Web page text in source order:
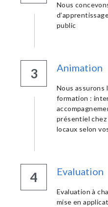
Nous
public
3 Animation
Nous assurons
formation :
présentiel chez
locaux selon
4 Evaluation
Evaluation à
mise en